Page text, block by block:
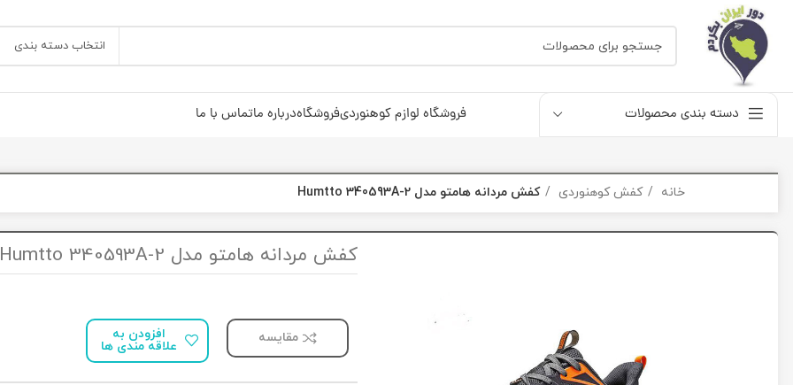
انتخاب دسته بندی
دسته بندی محصولات فروشگاه لوازم کوهنوردیفروشگاهدرباره ماتماس با ما
خانه کفش کوهنوردی کفش مردانه هامتو مدل Humtto 340593A-2
کفش مردانه هامتو مدل Humtto 340593A-2
مقایسه افزودن به
علاقه مندی ها